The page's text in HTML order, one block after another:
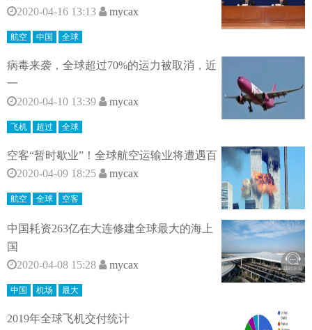
2020-04-16 13:13
mycax
航空 中国 全球
病毒来袭，全球超过70%的运力被取消，近
一
2020-04-10 13:39
mycax
飞机 超过 全球
空客“暂时歇业”！全球航空运输业将遭遇百
2020-04-09 18:25
mycax
航空 全球 空客
中国耗资263亿在大连修建全球最大的海上
国
2020-04-08 15:28
mycax
中国 机场 最大
2019年全球飞机交付统计